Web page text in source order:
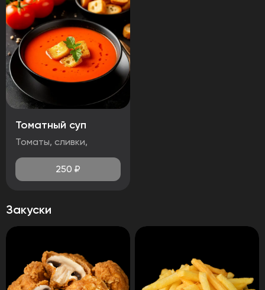
Томатный суп
Томаты, сливки,
250 ₽
Закуски